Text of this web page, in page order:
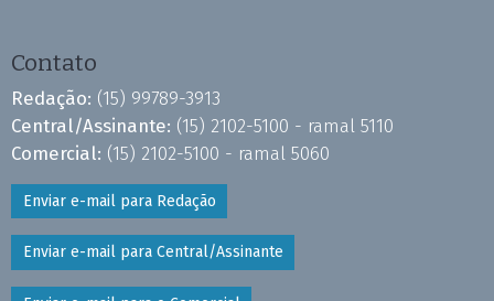
Contato
Redação: (15) 99789-3913
Central/Assinante: (15) 2102-5100 - ramal 5110
Comercial: (15) 2102-5100 - ramal 5060
Enviar e-mail para Redação
Enviar e-mail para Central/Assinante